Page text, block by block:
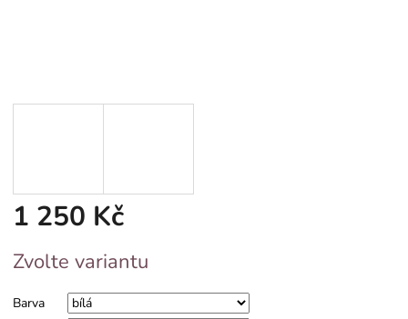
1 250 Kč
cena:
Zvolte variantu
Barva